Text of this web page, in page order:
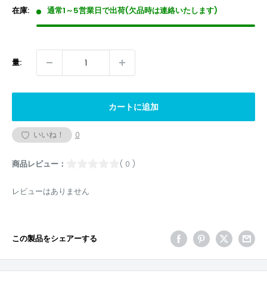
ま
ん
格
在庫: 通常1～5営業日で出荷(欠品時は連絡いたします)
量:
カートに追加
いいね！ 0
商品レビュー： ( 0 )
レビューはありません
この製品をシェアーする